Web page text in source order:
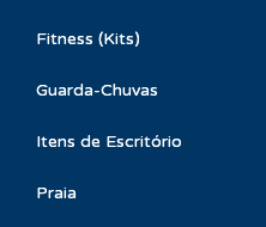
Fitness (Kits)
Guarda-Chuvas
Itens de Escritório
Praia